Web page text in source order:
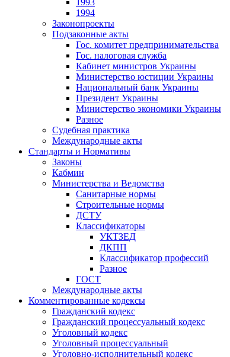
1993
1994
Законопроекты
Подзаконные акты
Гос. комитет предпринимательства
Гос. налоговая служба
Кабинет министров Украины
Министерство юстиции Украины
Национальный банк Украины
Президент Украины
Министерство экономики Украины
Разное
Судебная практика
Международные акты
Стандарты и Нормативы
Законы
Кабмин
Министерства и Ведомства
Санитарные нормы
Строительные нормы
ДСТУ
Классификаторы
УКТЗЕД
ДКПП
Классификатор профессий
Разное
ГОСТ
Международные акты
Комментированные кодексы
Гражданский кодекс
Гражданский процессуальный кодекс
Уголовный кодекс
Уголовный процессуальный
Уголовно-исполнительный кодекс